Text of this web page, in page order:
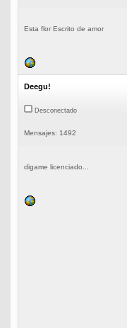
Esta flor Escrito de amor
Deegu!
Desconectado
Mensajes: 1492
digame licenciado...